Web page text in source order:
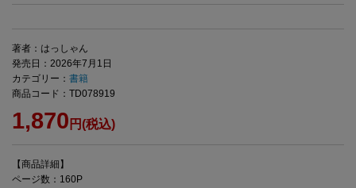
著者：はっしゃん
発売日：2026年7月1日
カテゴリー： 書籍
商品コード：TD078919
1,870 円(税込)
【商品詳細】
ページ数：160P